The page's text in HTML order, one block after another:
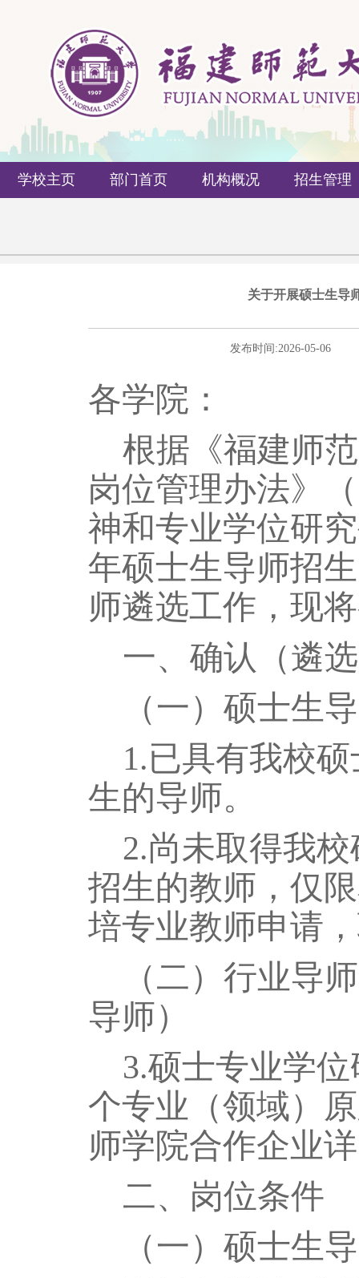
学校主页 部门首页 机构概况 招生管理
关于开展硕士生导
发布时间:2026-05-06
各学院：
根据《福建师
岗位管理办法》
神和专业学位研
年硕士生导师招
师遴选工作，现
一、确认（遴
（一）硕士生
1.已具有我校
生的导师。
2.尚未取得我
招生的教师， 仅
培专业教师申请 ，
（二）行业导师
导师）
3.硕士专业学
个专业（领域）
师学院合作企业
二、岗位条件
（一）硕士生